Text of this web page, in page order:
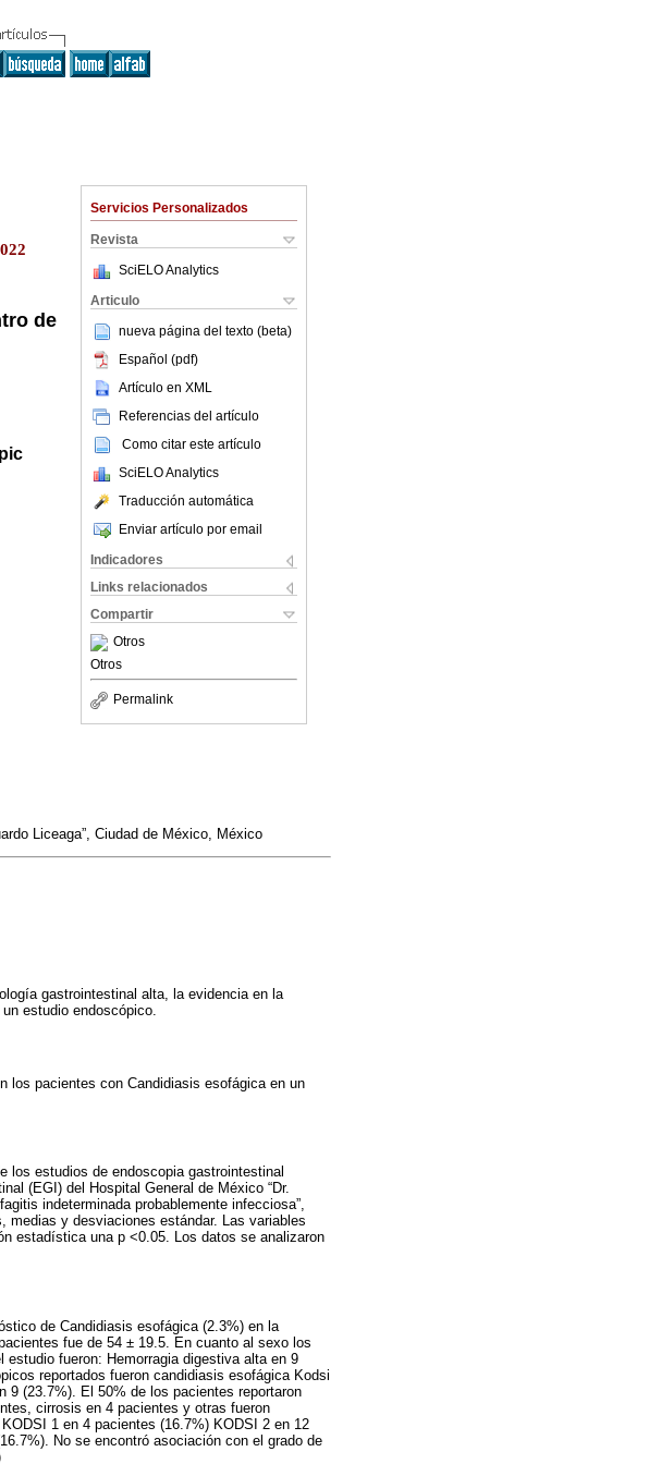
Servicios Personalizados
Revista
SciELO Analytics
Articulo
nueva página del texto (beta)
Español (pdf)
Artículo en XML
Referencias del artículo
Como citar este artículo
SciELO Analytics
Traducción automática
Enviar artículo por email
Indicadores
Links relacionados
Compartir
Otros
Otros
Permalink
de
Liceaga”, Ciudad de México, México
gastrointestinal alta, la evidencia en la
estudio endoscópico.
los pacientes con Candidiasis esofágica en un
los estudios de endoscopia gastrointestinal
(EGI) del Hospital General de México “Dr.
indeterminada probablemente infecciosa”,
medias y desviaciones estándar. Las variables
estadística una p <0.05. Los datos se analizaron
de Candidiasis esofágica (2.3%) en la
fue de 54 ± 19.5. En cuanto al sexo los
fueron: Hemorragia digestiva alta en 9
reportados fueron candidiasis esofágica Kodsi
9 (23.7%). El 50% de los pacientes reportaron
cirrosis en 4 pacientes y otras fueron
1 en 4 pacientes (16.7%) KODSI 2 en 12
No se encontró asociación con el grado de